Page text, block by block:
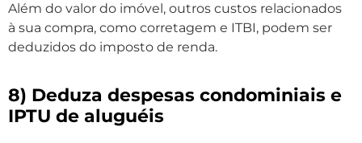
Além do valor do imóvel, outros custos relacionados
à sua compra, como corretagem e ITBI, podem ser
deduzidos do imposto de renda.
8) Deduza despesas condominiais e
IPTU de aluguéis